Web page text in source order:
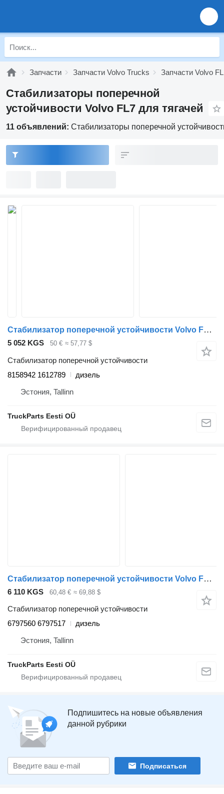
Запчасти Запчасти Volvo Trucks Запчасти Volvo FL
Стабилизаторы поперечной
устойчивости Volvo FL7 для тягачей
11 объявлений: Стабилизаторы поперечной
Стабилизатор поперечной устойчивости Volvo FL7 (01.85-12.98) 8158942 1612789 для тягача Volvo FL, FL6, FL7, FL10, FL12, FS718 (1985-2005)
5 052 KGS 50 € ≈ 57,77 $
Стабилизатор поперечной устойчивости
8158942 1612789
дизель
Эстония, Tallinn
TruckParts Eesti OÜ
Стабилизатор поперечной устойчивости Volvo FL (01.00-) 6797560 6797517 для тягача Volvo FL, FL6, FL7, FL10, FL12, FS718 (1985-2005)
6 110 KGS 60,48 € ≈ 69,88 $
Стабилизатор поперечной устойчивости
6797560 6797517
дизель
Эстония, Tallinn
TruckParts Eesti OÜ
Подпишитесь на новые объявления
данной рубрики
Подписаться